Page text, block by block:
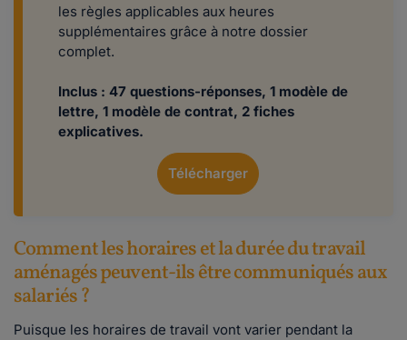
les règles applicables aux heures
supplémentaires grâce à notre dossier
complet.
Inclus : 47 questions-réponses, 1 modèle de
lettre, 1 modèle de contrat, 2 fiches
explicatives.
Télécharger
Comment les horaires et la durée du travail
aménagés peuvent-ils être communiqués aux
salariés ?
Puisque les horaires de travail vont varier pendant la